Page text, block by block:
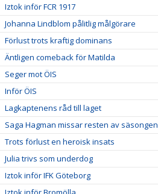
Iztok inför FCR 1917
Johanna Lindblom pålitlig målgörare
Förlust trots kraftig dominans
Äntligen comeback för Matilda
Seger mot ÖIS
Inför ÖIS
Lagkaptenens råd till laget
Saga Hagman missar resten av säsongen
Trots förlust en heroisk insats
Julia trivs som underdog
Iztok inför IFK Göteborg